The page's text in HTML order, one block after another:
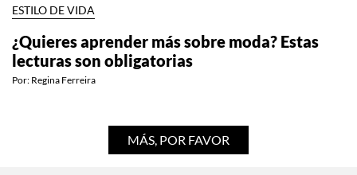
ESTILO DE VIDA
¿Quieres aprender más sobre moda? Estas
lecturas son obligatorias
Por: Regina Ferreira
MÁS, POR FAVOR